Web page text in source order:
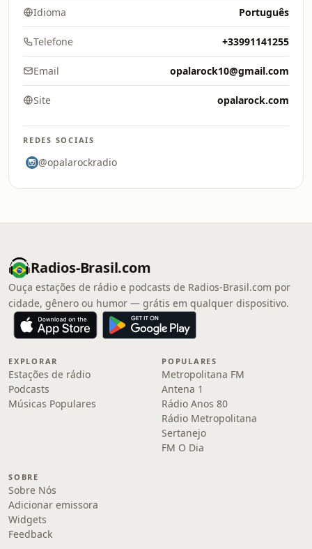
Idioma Português
Telefone +33991141255
Email opalarock10@gmail.com
Site opalarock.com
REDES SOCIAIS
@opalarockradio
Radios-Brasil.com
Ouça estações de rádio e podcasts de Radios-Brasil.com por
cidade, gênero ou humor — grátis em qualquer dispositivo.
EXPLORAR
Estações de rádio
Podcasts
Músicas Populares
POPULARES
Metropolitana FM
Antena 1
Rádio Anos 80
Rádio Metropolitana
Sertanejo
FM O Dia
SOBRE
Sobre Nós
Adicionar emissora
Widgets
Feedback